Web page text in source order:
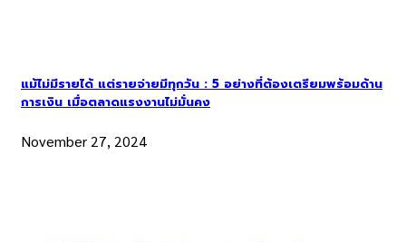
แม้ไม่มีรายได้ แต่รายจ่ายมีทุกวัน : 5 อย่างที่ต้องเตรียมพร้อมด้าน
การเงิน เมื่อตลาดแรงงานไม่มั่นคง
November 27, 2024